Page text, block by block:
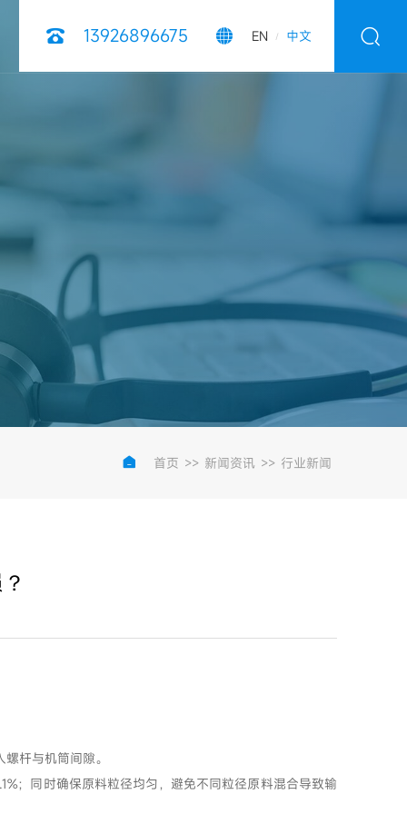
 13926896675  EN / 中文 
 首页 >> 新闻资讯 >> 行业新闻
杆与机筒间隙。
；同时确保原料粒径均匀，避免不同粒径原料混合导致输